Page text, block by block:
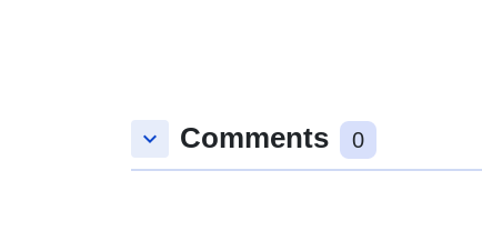
keyboard_arrow_down Comments 0